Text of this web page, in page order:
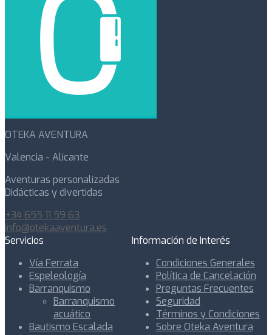
OTEKA AVENTURA
Valencia - Alicante
Aventuras personalizadas
Didácticas y divertidas
+34 655 11 59 63
info@otekaaventura.es
Servicios
Vía Ferrata
Espeleología
Barranquismo
Barranquismo
acuático
Bautismo Escalada
Información de Interés
Condiciones Generales
Política de Cancelación
Preguntas Frecuentes
Seguridad
Términos y Condiciones
Sobre Oteka Aventura